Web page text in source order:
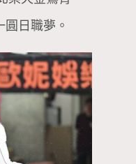
日職夢。